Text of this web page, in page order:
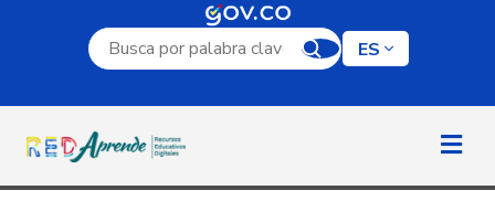
Campo de búsqueda por palabra clave
ES